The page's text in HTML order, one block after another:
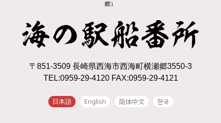
郷）
〒851-3509 長崎県西海市西海町横瀬郷3550-3
TEL:0959-29-4120 FAX:0959-29-4121
日本語 English 简体中文 한국